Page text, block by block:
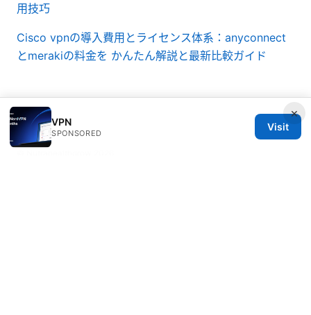
用技巧
Cisco vpnの導入費用とライセンス体系：anyconnect
とmerakiの料金を かんたん解説と最新比較ガイド
×
VPN
SPONSORED
Visit